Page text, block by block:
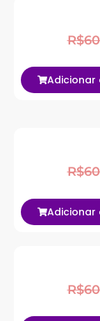
R$
Adicionar
R$
Adicionar
R$